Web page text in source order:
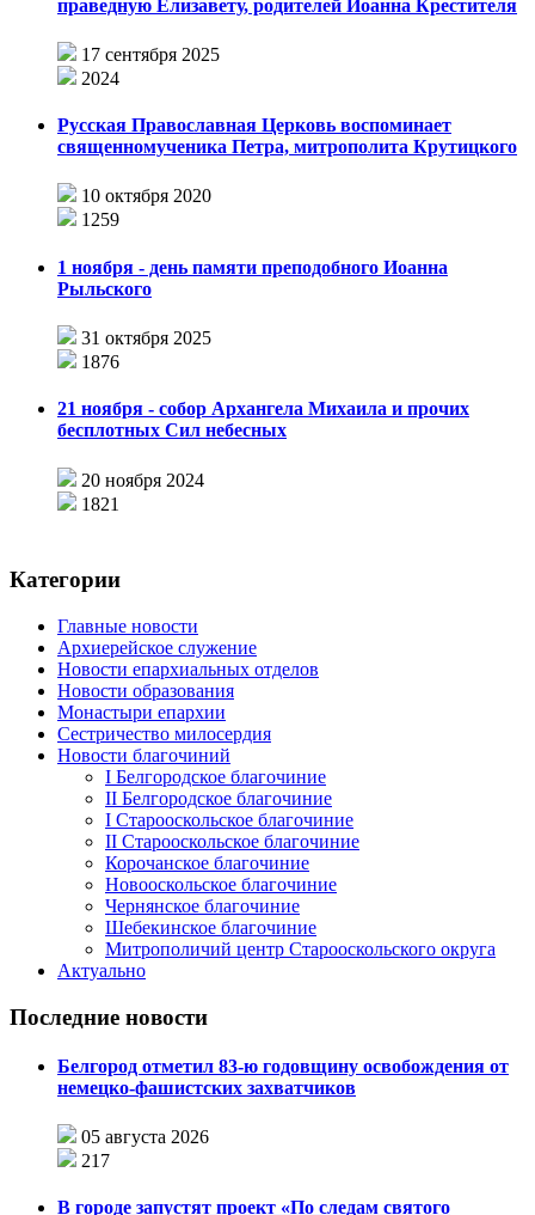
праведную Елизавету, родителей Иоанна Крестителя
17 сентября 2025
2024
Русская Православная Церковь воспоминает
священномученика Петра, митрополита Крутицкого
10 октября 2020
1259
1 ноября - день памяти преподобного Иоанна
Рыльского
31 октября 2025
1876
21 ноября - собор Архангела Михаила и прочих
бесплотных Сил небесных
20 ноября 2024
1821
Категории
Главные новости
Архиерейское служение
Новости епархиальных отделов
Новости образования
Монастыри епархии
Сестричество милосердия
Новости благочиний
I Белгородское благочиние
II Белгородское благочиние
I Старооскольское благочиние
II Старооскольское благочиние
Корочанское благочиние
Новооскольское благочиние
Чернянское благочиние
Шебекинское благочиние
Митрополичий центр Старооскольского округа
Актуально
Последние новости
Белгород отметил 83-ю годовщину освобождения от
немецко-фашистских захватчиков
05 августа 2026
217
В городе запустят проект «По следам святого